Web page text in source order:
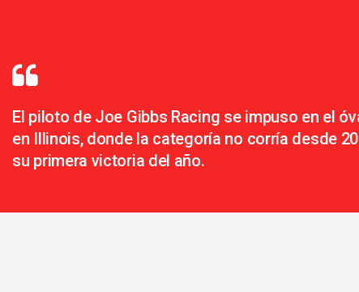
El piloto de Joe Gibbs Racing se impuso en el
en Illinois, donde la categoría no corría desde
su primera victoria del año.